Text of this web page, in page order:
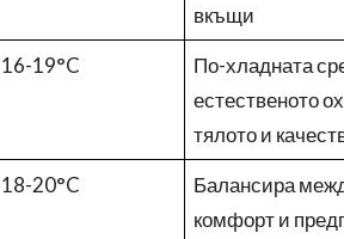
вкъщи
16-19°C
По-хладната
естественото
тялото и
18-20°C
Балансира
комфорт и